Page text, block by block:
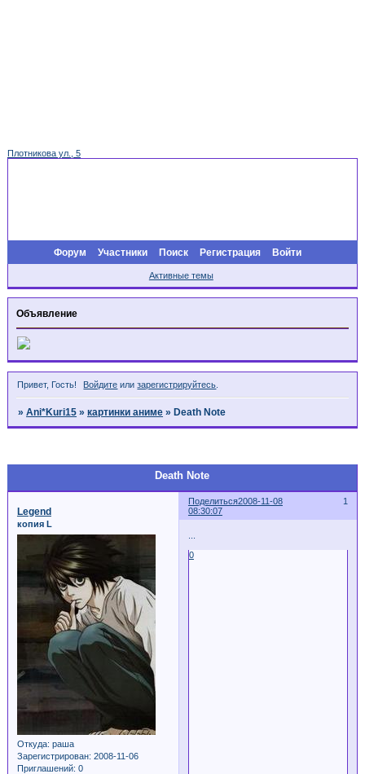
Плотникова ул., 5
Форум Участники Поиск Регистрация Войти
Активные темы
Объявление
Привет, Гость! Войдите илизарегистрируйтесь
»Ani*Kuri15 »картинки аниме » Death Note
Death Note
Поделиться 1
2008-11-08
08:30:07
Legend
копия L
Откуда: раша
Зарегистрирован: 2008-11-06
Приглашений: 0
0